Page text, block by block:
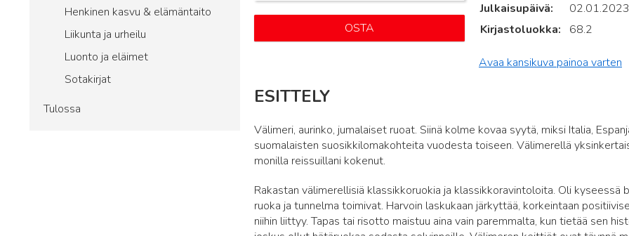
Henkinen kasvu & elämäntaito
Liikunta ja urheilu
Luonto ja eläimet
Sotakirjat
Tulossa
OSTA
Julkaisupäivä
02.01.2023
Kirjastoluokka
68.2
Avaa kansikuva painoa varten
ESITTELY
Välimeri, aurinko, jumalaiset ruoat. Siinä kolme kovaa syytä, miksi Italia,
suomalaisten suosikkilomakohteita vuodesta toiseen. Välimerellä
monilla reissuillani kokenut.
Rakastan välimerellisiä klassikkoruokia ja klassikkoravintoloita. Oli kyseessä
ruoka ja tunnelma toimivat. Harvoin laskukaan järkyttää, korkeintaan
niihin liittyy. Tapas tai risotto maistuu aina vain paremmalta, kun tietää sen